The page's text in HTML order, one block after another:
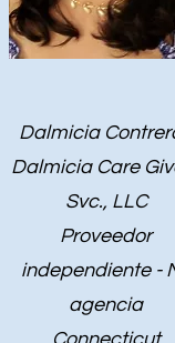
Dalmicia
Dalmicia Care
Svc., LLC
Proveedor
independiente -
agencia